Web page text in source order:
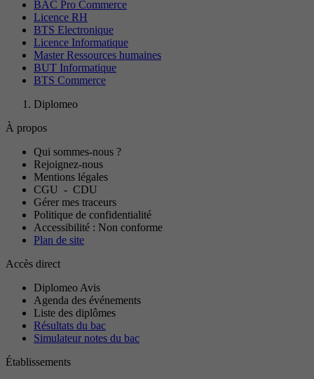
BAC Pro Commerce
Licence RH
BTS Electronique
Licence Informatique
Master Ressources humaines
BUT Informatique
BTS Commerce
Diplomeo
À propos
Qui sommes-nous ?
Rejoignez-nous
Mentions légales
CGU - CDU
Gérer mes traceurs
Politique de confidentialité
Accessibilité : Non conforme
Plan de site
Accès direct
Diplomeo Avis
Agenda des événements
Liste des diplômes
Résultats du bac
Simulateur notes du bac
Établissements